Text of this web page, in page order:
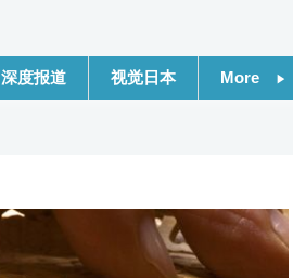
深度报道 视觉日本 More
日本信息库